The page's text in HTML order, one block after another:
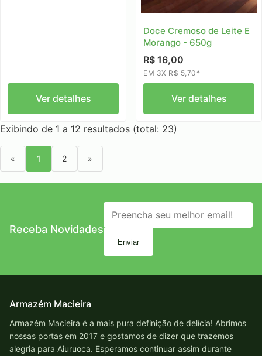
Ver detalhes
Doce Cremoso de Leite E
Morango - 650g
R$ 16,00
EM 3X R$ 5,70*
Ver detalhes
Exibindo de 1 a 12 resultados (total: 23)
« 1 2 »
Receba Novidades
Enviar
Armazém Macieira
Armazém Macieira é a mais pura definição de delícia! Abrimos
nossas portas em 2017 e gostamos de dizer que trazemos
alegria para Aiuruoca. Esperamos continuar assim durante